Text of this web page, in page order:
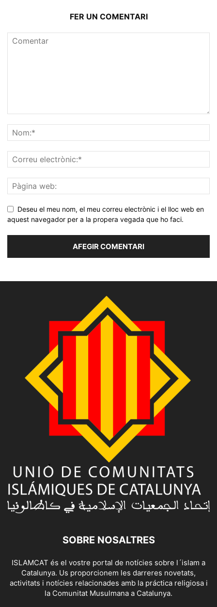
FER UN COMENTARI
Deseu el meu nom, el meu correu electrònic i el lloc web en
aquest navegador per a la propera vegada que ho faci.
SOBRE NOSALTRES
ISLAMCAT és el vostre portal de notícies sobre l´islam a
Catalunya. Us proporcionem les darreres novetats,
activitats i notícies relacionades amb la práctica religiosa i
la Comunitat Musulmana a Catalunya.